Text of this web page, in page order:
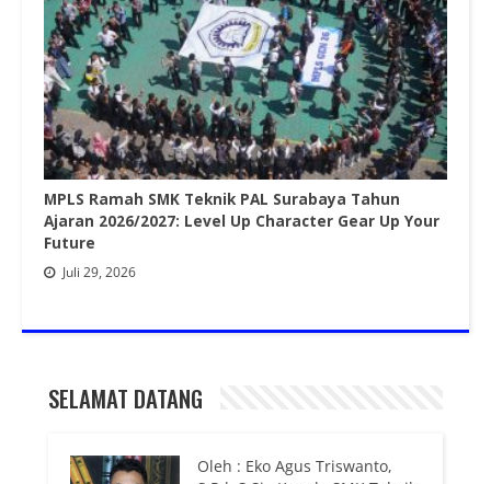
MPLS Ramah SMK Teknik PAL Surabaya Tahun
Ajaran 2026/2027: Level Up Character Gear Up Your
Future
Juli 29, 2026
SELAMAT DATANG
Oleh : Eko Agus Triswanto,